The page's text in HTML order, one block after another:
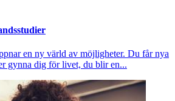
en ny värld av möjligheter. Du får nya
gynna dig för livet, du blir en...